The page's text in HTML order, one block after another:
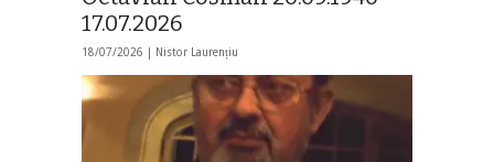
17.07.2026
18/07/2026 | Nistor Laurențiu